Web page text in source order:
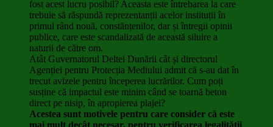
fost acest lucru posibil? Aceasta este întrebarea la care
trebuie să răspundă reprezentanții acelor instituții în
primul rând nouă, constănțenilor, dar și întregii opinii
publice, care este scandalizată de această siluire a
naturii de către om.
Atât Guvernatorul Deltei Dunării cât și directorul
Agenției pentru Protecția Mediului admit că s-au dat în
trecut avizele pentru începerea lucrărilor. Cum poți
susține că impactul este minim când se toarnă beton
direct pe nisip, în apropierea plajei?
Acestea sunt motivele pentru care consider că este
mai mult decât necesar, pentru verificarea legalității